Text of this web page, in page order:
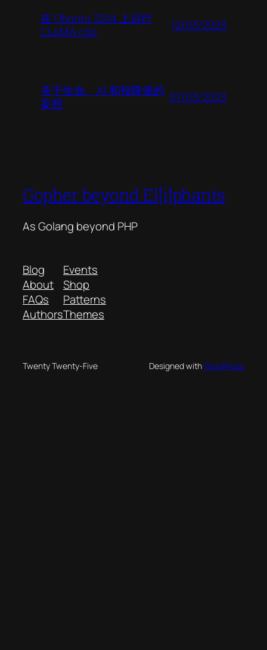
在 Ubuntu 2204 上运行
LLaMA.cpp
12/03/2023
关于生命、AI 和投降派的
妄想
07/03/2023
Gopher beyond El[i]phants
As Golang beyond PHP
Blog
About
FAQs
Authors
Events
Shop
Patterns
Themes
Twenty Twenty-Five Designed withWordPress